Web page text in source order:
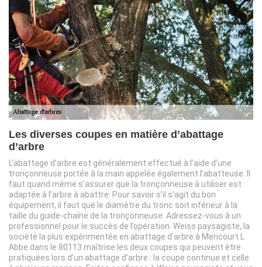
Les diverses coupes en matière d’abattage
d’arbre
L’abattage d’arbre est généralement effectué à l’aide d’une
tronçonneuse portée à la main appelée également l’abatteuse. Il
faut quand même s’assurer que la tronçonneuse à utiliser est
adaptée à l’arbre à abattre. Pour savoir s’il s’agit du bon
équipement, il faut que le diamètre du tronc soit inférieur à la
taille du guide-chaîne de la tronçonneuse. Adressez-vous à un
professionnel pour le succès de l’opération. Weiss paysagiste, la
société la plus expérimentée en abattage d’arbre à Mericourt L
Abbe dans le 80113 maîtrise les deux coupes qui peuvent être
pratiquées lors d’un abattage d’arbre : la coupe continue et celle